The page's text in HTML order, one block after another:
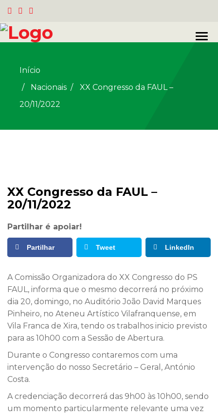
Início
Nacionais /
XX Congresso da FAUL –
20/11/2022
XX Congresso da FAUL –
20/11/2022
Partilhar é apoiar!
Partilhar Tweet LinkedIn
A Comissão Organizadora do XX Congresso do PS
FAUL, informa que o mesmo decorrerá no próximo
dia 20, domingo, no Auditório João David Marques
Pinheiro, no Ateneu Artístico Vilafranquense, em
Vila Franca de Xira, tendo os trabalhos inicio previsto
para as 10h00 com a Sessão de Abertura.
Durante o Congresso contaremos com uma
intervenção do nosso Secretário – Geral, António
Costa.
A credenciação decorrerá das 9h00 às 10h00, sendo
um momento particularmente relevante uma vez